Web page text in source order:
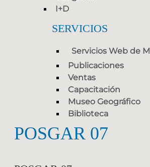
I+D
SERVICIOS
Servicios Web de
Publicaciones
Ventas
Capacitación
Museo Geográfico
Biblioteca
POSGAR 07